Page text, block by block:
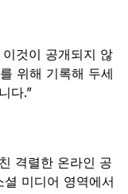
것이 공개되지 않
위해 기록해 두세
다.”
격렬한 온라인 공
미디어 영역에서